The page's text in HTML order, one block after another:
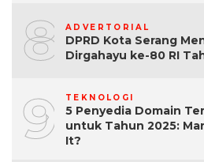
8 ADVERTORIAL
DPRD Kota Serang
Dirgahayu ke-80 RI
9 TEKNOLOGI
5 Penyedia Domain
untuk Tahun 2025:
It?